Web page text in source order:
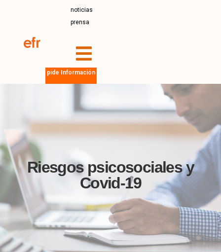
noticias
prensa
pide Información
Riesgos psicosociales y
Covid-19